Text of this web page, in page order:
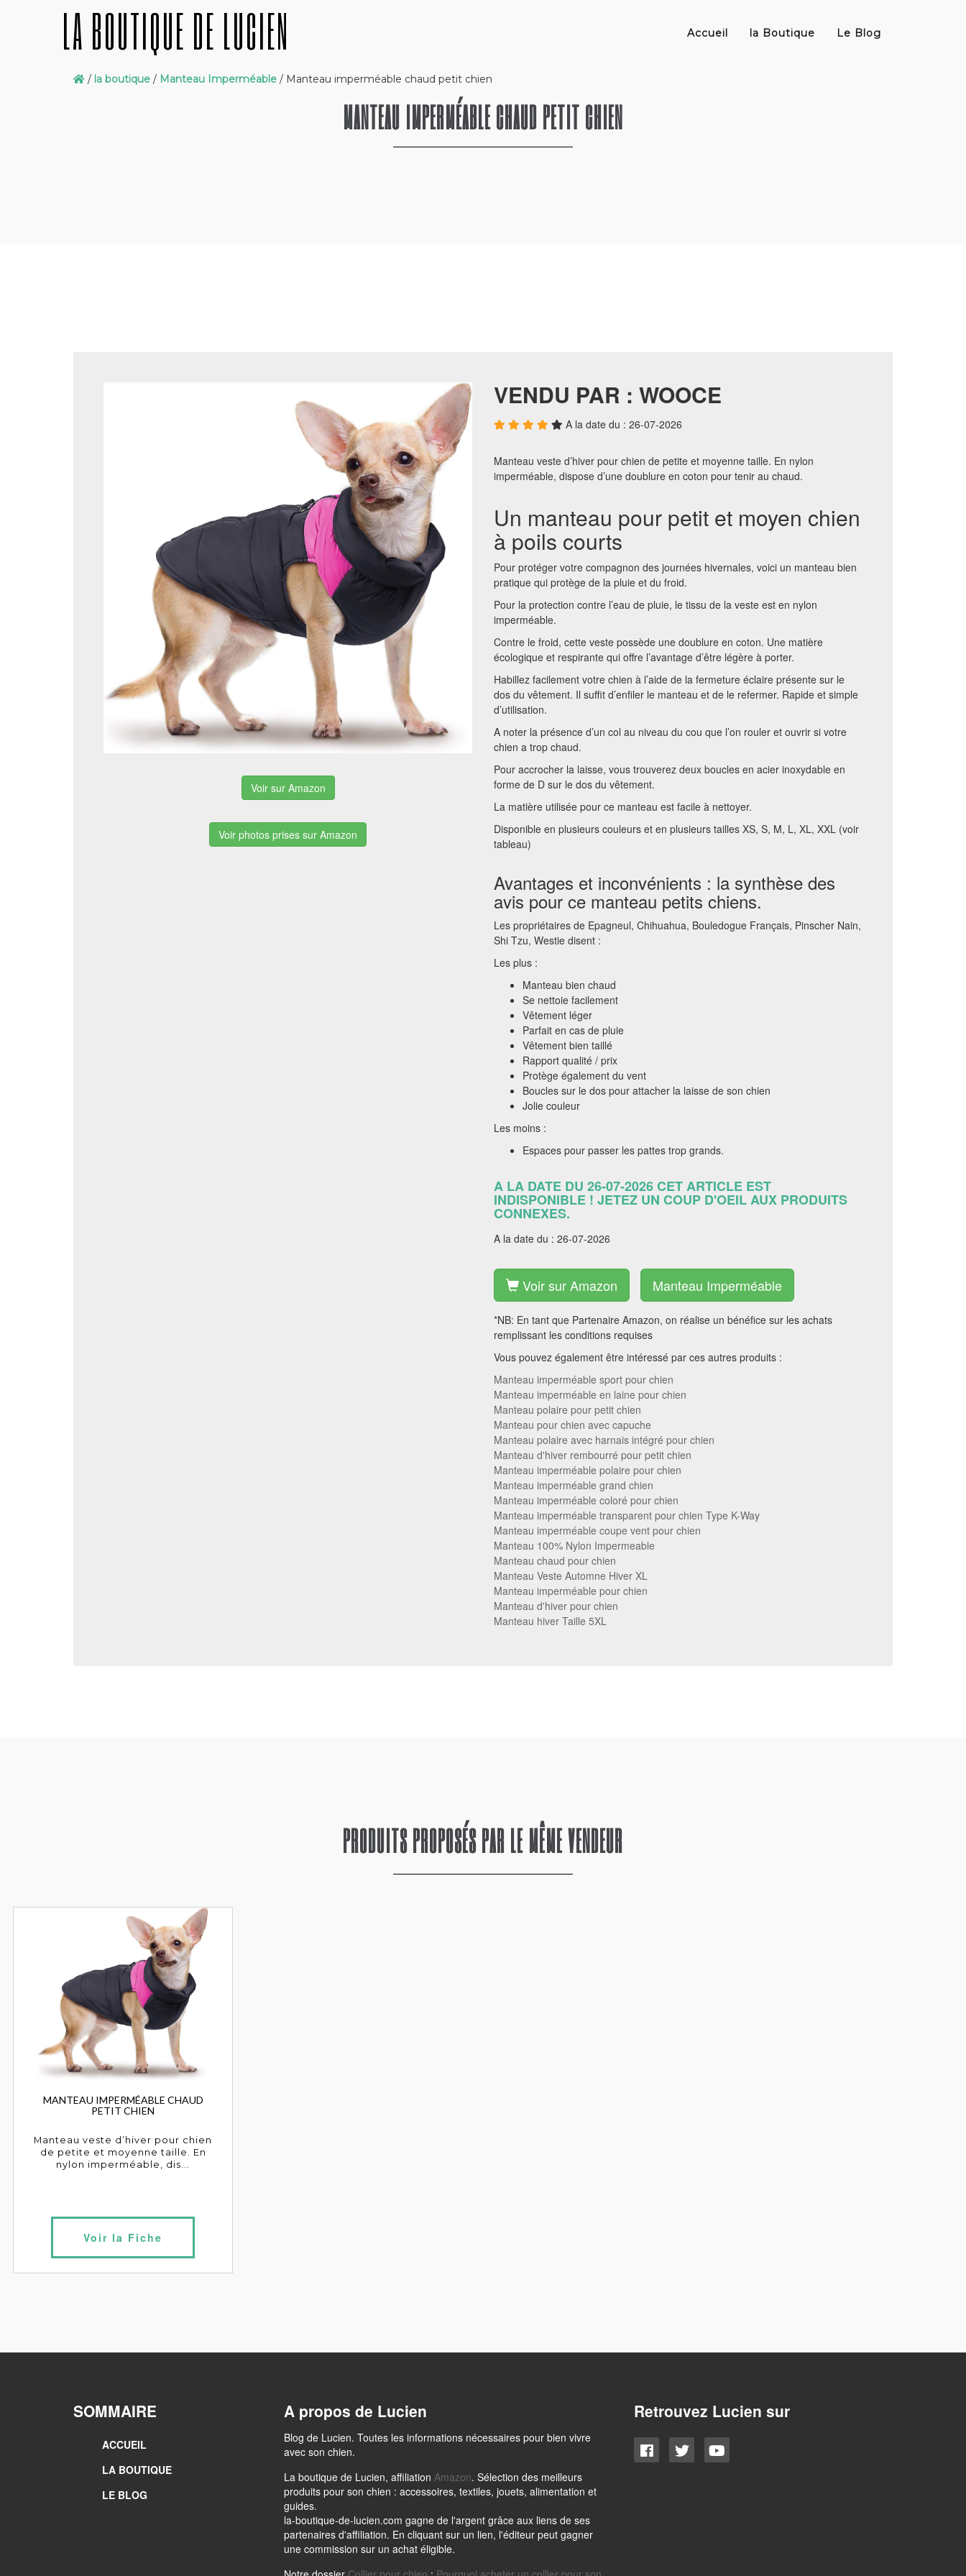
LA BOUTIQUE DE LUCIEN Accueil la Boutique Le Blog
/ la boutique / Manteau Imperméable / Manteau imperméable chaud petit chien
MANTEAU IMPERMÉABLE CHAUD PETIT CHIEN
Voir sur Amazon
Voir photos prises sur Amazon
VENDU PAR : WOOCE
A la date du : 26-07-2026
Manteau veste d’hiver pour chien de petite et moyenne taille. En nylon
imperméable, dispose d’une doublure en coton pour tenir au chaud.
Un manteau pour petit et moyen chien
à poils courts
Pour protéger votre compagnon des journées hivernales, voici un manteau bien
pratique qui protège de la pluie et du froid.
Pour la protection contre l’eau de pluie, le tissu de la veste est en nylon
imperméable.
Contre le froid, cette veste possède une doublure en coton. Une matière
écologique et respirante qui offre l’avantage d’être légère à porter.
Habillez facilement votre chien à l’aide de la fermeture éclaire présente sur le
dos du vêtement. Il suffit d’enfiler le manteau et de le refermer. Rapide et simple
d’utilisation.
A noter la présence d’un col au niveau du cou que l’on rouler et ouvrir si votre
chien a trop chaud.
Pour accrocher la laisse, vous trouverez deux boucles en acier inoxydable en
forme de D sur le dos du vêtement.
La matière utilisée pour ce manteau est facile à nettoyer.
Disponible en plusieurs couleurs et en plusieurs tailles XS, S, M, L, XL, XXL (voir
tableau)
Avantages et inconvénients : la synthèse des
avis pour ce manteau petits chiens.
Les propriétaires de Epagneul, Chihuahua, Bouledogue Français, Pinscher Nain,
Shi Tzu, Westie disent :
Les plus :
Manteau bien chaud
Se nettoie facilement
Vêtement léger
Parfait en cas de pluie
Vêtement bien taillé
Rapport qualité / prix
Protège également du vent
Boucles sur le dos pour attacher la laisse de son chien
Jolie couleur
Les moins :
Espaces pour passer les pattes trop grands.
A LA DATE DU 26-07-2026 CET ARTICLE EST
INDISPONIBLE ! JETEZ UN COUP D'OEIL AUX PRODUITS
CONNEXES.
A la date du : 26-07-2026
Voir sur Amazon Manteau Imperméable
*NB: En tant que Partenaire Amazon, on réalise un bénéfice sur les achats
remplissant les conditions requises
Vous pouvez également être intéressé par ces autres produits :
Manteau imperméable sport pour chien
Manteau imperméable en laine pour chien
Manteau polaire pour petit chien
Manteau pour chien avec capuche
Manteau polaire avec harnais intégré pour chien
Manteau d'hiver rembourré pour petit chien
Manteau imperméable polaire pour chien
Manteau imperméable grand chien
Manteau imperméable coloré pour chien
Manteau imperméable transparent pour chien Type K-Way
Manteau imperméable coupe vent pour chien
Manteau 100% Nylon Impermeable
Manteau chaud pour chien
Manteau Veste Automne Hiver XL
Manteau imperméable pour chien
Manteau d'hiver pour chien
Manteau hiver Taille 5XL
PRODUITS PROPOSÉS PAR LE MÊME VENDEUR
MANTEAU IMPERMÉABLE CHAUD
PETIT CHIEN
Manteau veste d’hiver pour chien
de petite et moyenne taille. En
nylon imperméable, dis...
Voir la Fiche
SOMMAIRE
ACCUEIL
LA BOUTIQUE
LE BLOG
A propos de Lucien
Blog de Lucien. Toutes les informations nécessaires pour bien vivre
avec son chien.
La boutique de Lucien, affiliation Amazon. Sélection des meilleurs
produits pour son chien : accessoires, textiles, jouets, alimentation et
guides.
la-boutique-de-lucien.com gagne de l'argent grâce aux liens de ses
partenaires d'affiliation. En cliquant sur un lien, l'éditeur peut gagner
une commission sur un achat éligible.
Retrouvez Lucien sur